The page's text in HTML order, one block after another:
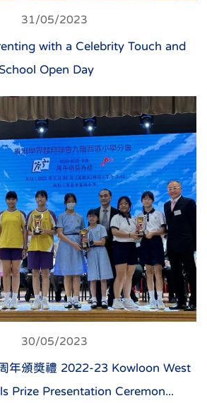
31/05/2023
with a Celebrity Touch and
School Open Day
30/05/2023
年頒獎禮 2022-23 Kowloon West
Prize Presentation Ceremon...